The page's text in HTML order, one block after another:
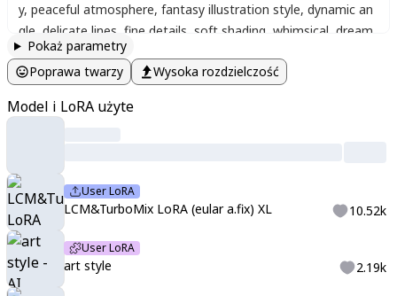
y, peaceful atmosphere, fantasy illustration style, dynamic an
gle delicate lines fine details soft shading whimsical dream
y atmosphere, pastel colors
outline, soft textures , r17329_illu,anime, detailed
Pokaż parametry
Poprawa twarzy
Wysoka rozdzielczość
Model i LoRA użyte
User LoRA
LCM&TurboMix LoRA (eular a.fix) XL 10.52k
User LoRA
art style 2.19k